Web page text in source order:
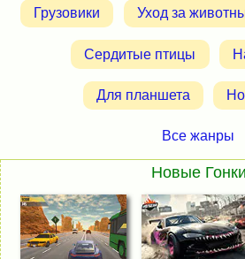
Грузовики Уход за
Сердитые птицы
Для планшета
Все жанры
Новые Гонки